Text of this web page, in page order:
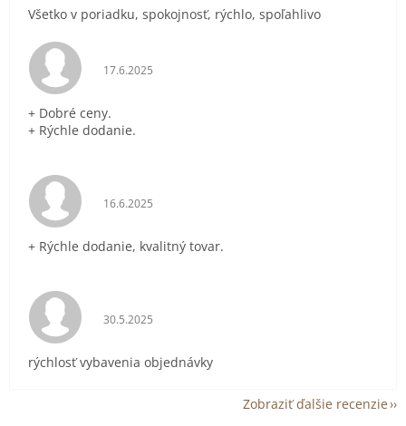
Všetko v poriadku, spokojnosť, rýchlo, spoľahlivo
Hodnotenie obchodu je 5 z 5 hviezdičiek.
17.6.2025
+ Dobré ceny.
+ Rýchle dodanie.
Hodnotenie obchodu je 5 z 5 hviezdičiek.
16.6.2025
+ Rýchle dodanie, kvalitný tovar.
Hodnotenie obchodu je 5 z 5 hviezdičiek.
30.5.2025
rýchlosť vybavenia objednávky
Zobraziť ďalšie recenzie